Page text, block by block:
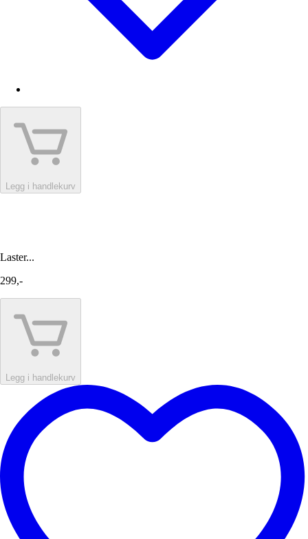
Legg i handlekurv
Laster...
299,-
Legg i handlekurv